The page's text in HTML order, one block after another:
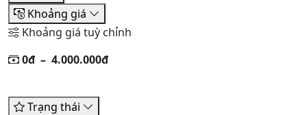
Khoảng giá
Khoảng giá tuỳ chỉnh
0đ – 4.000.000đ
Trạng thái